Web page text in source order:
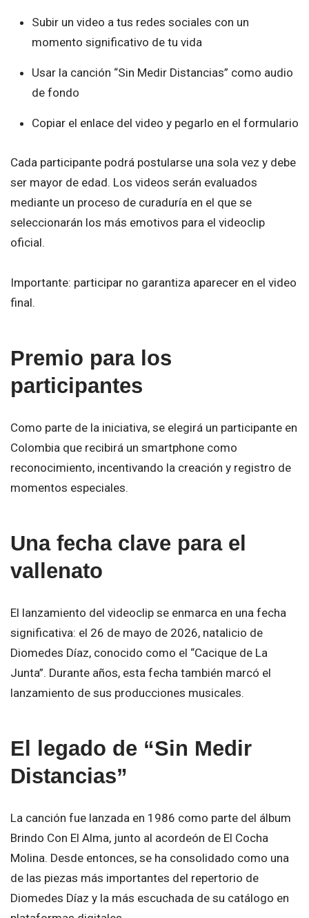
Subir un video a tus redes sociales con un
momento significativo de tu vida
Usar la canción “Sin Medir Distancias” como audio
de fondo
Copiar el enlace del video y pegarlo en el formulario
Cada participante podrá postularse una sola vez y debe
ser mayor de edad. Los videos serán evaluados
mediante un proceso de curaduría en el que se
seleccionarán los más emotivos para el videoclip
oficial.
Importante: participar no garantiza aparecer en el video
final.
Premio para los
participantes
Como parte de la iniciativa, se elegirá un participante en
Colombia que recibirá un smartphone como
reconocimiento, incentivando la creación y registro de
momentos especiales.
Una fecha clave para el
vallenato
El lanzamiento del videoclip se enmarca en una fecha
significativa: el 26 de mayo de 2026, natalicio de
Diomedes Díaz, conocido como el “Cacique de La
Junta”. Durante años, esta fecha también marcó el
lanzamiento de sus producciones musicales.
El legado de “Sin Medir
Distancias”
La canción fue lanzada en 1986 como parte del álbum
Brindo Con El Alma, junto al acordeón de El Cocha
Molina. Desde entonces, se ha consolidado como una
de las piezas más importantes del repertorio de
Diomedes Díaz y la más escuchada de su catálogo en